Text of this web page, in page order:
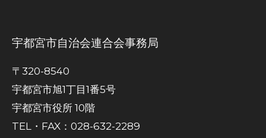
宇都宮市自治会連合会事務局
〒320-8540
宇都宮市旭1丁目1番5号
宇都宮市役所 10階
TEL・FAX：028-632-2289